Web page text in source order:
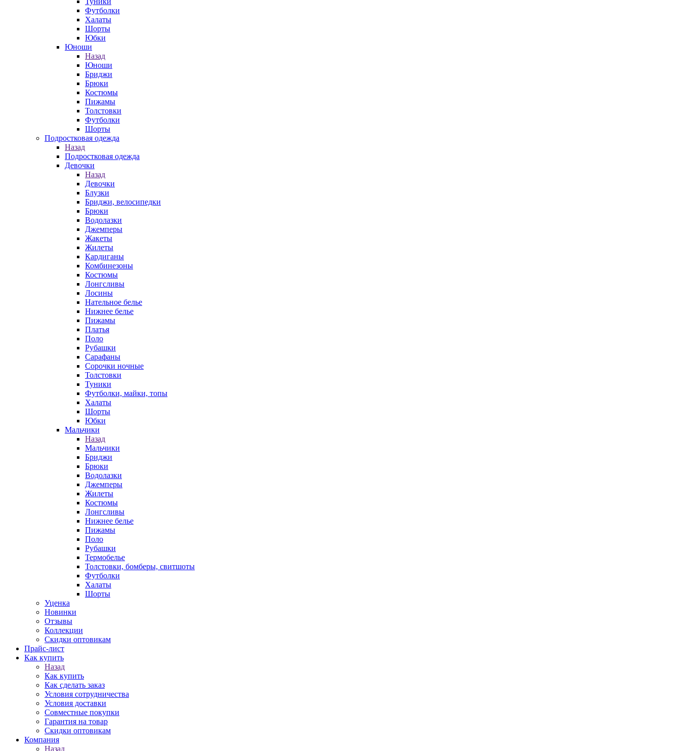
Футболки
Халаты
Шорты
Юбки
Юноши
Назад
Юноши
Бриджи
Брюки
Костюмы
Пижамы
Толстовки
Футболки
Шорты
Подростковая одежда
Назад
Подростковая одежда
Девочки
Назад
Девочки
Блузки
Бриджи, велосипедки
Брюки
Водолазки
Джемперы
Жакеты
Жилеты
Кардиганы
Комбинезоны
Костюмы
Лонгсливы
Лосины
Нательное белье
Нижнее белье
Пижамы
Платья
Поло
Рубашки
Сарафаны
Сорочки ночные
Толстовки
Туники
Футболки, майки, топы
Халаты
Шорты
Юбки
Мальчики
Назад
Мальчики
Бриджи
Брюки
Водолазки
Джемперы
Жилеты
Костюмы
Лонгсливы
Нижнее белье
Пижамы
Поло
Рубашки
Термобелье
Толстовки, бомберы, свитшоты
Футболки
Халаты
Шорты
Уценка
Новинки
Отзывы
Коллекции
Скидки оптовикам
Прайс-лист
Как купить
Назад
Как купить
Как сделать заказ
Условия сотрудничества
Условия доставки
Совместные покупки
Гарантия на товар
Скидки оптовикам
Компания
Назад